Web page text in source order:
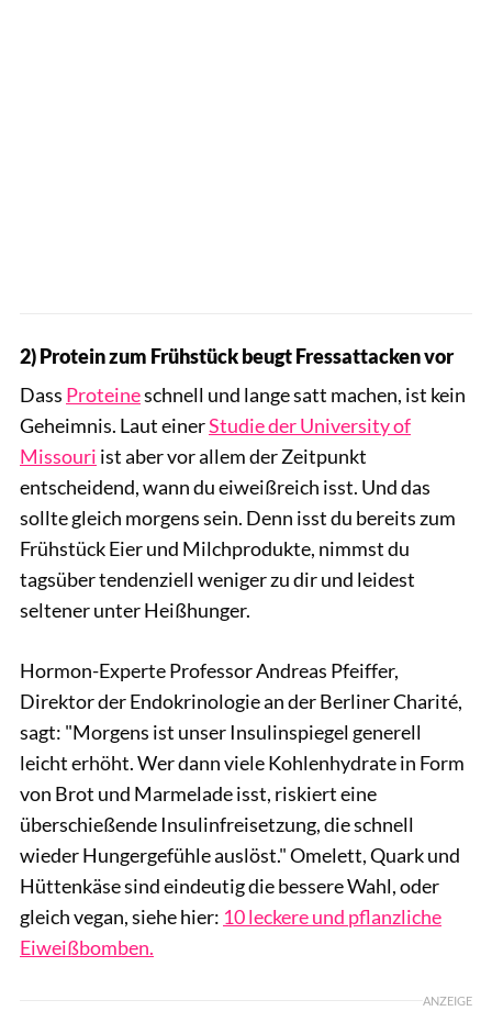
2) Protein zum Frühstück beugt Fressattacken vor
Dass Proteineschnell und lange satt machen, ist kein
Geheimnis. Laut einerStudie der University of
Missouri ist aber vor allem der Zeitpunkt
entscheidend, wann du eiweißreich isst. Und das
sollte gleich morgens sein. Denn isst du bereits zum
Frühstück Eier und Milchprodukte, nimmst du
tagsüber tendenziell weniger zu dir und leidest
seltener unter Heißhunger.
Hormon-Experte Professor Andreas Pfeiffer,
Direktor der Endokrinologie an der Berliner Charité,
sagt: "Morgens ist unser Insulinspiegel generell
leicht erhöht. Wer dann viele Kohlenhydrate in Form
von Brot und Marmelade isst, riskiert eine
überschießende Insulinfreisetzung, die schnell
wieder Hungergefühle auslöst." Omelett, Quark und
Hüttenkäse sind eindeutig die bessere Wahl, oder
gleich vegan, siehe hier: 10 leckere und pflanzliche
Eiweißbomben.
ANZEIGE